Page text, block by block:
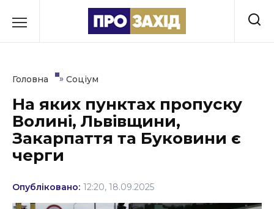
до
Культура
Освіта
Політика
Головна » Соціум
На яких пунктах пропуску
Волині, Львівщини,
Закарпаття та Буковини є
черги
Опубліковано: 12:20, 18.09.2025